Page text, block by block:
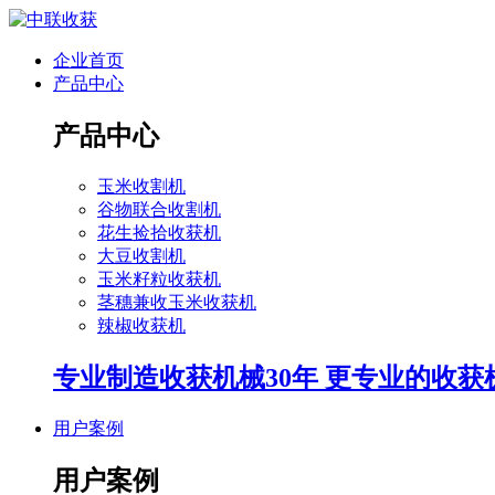
企业首页
产品中心
产品中心
玉米收割机
谷物联合收割机
花生捡拾收获机
大豆收割机
玉米籽粒收获机
茎穗兼收玉米收获机
辣椒收获机
专业制造收获机械30年 更专业的收获
用户案例
用户案例